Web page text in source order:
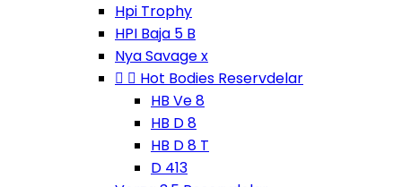
Hpi Trophy
HPI Baja 5 B
Nya Savage x
  Hot Bodies Reservdelar
HB Ve 8
HB D 8
HB D 8 T
D 413